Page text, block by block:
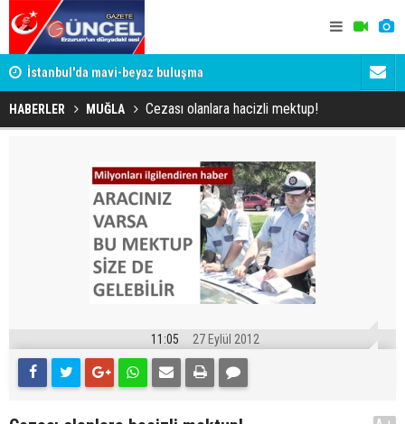
İstanbul'da mavi-beyaz buluşma
HABERLER MUĞLA Cezası olanlara hacizli mektup!
11:05 27 Eylül 2012